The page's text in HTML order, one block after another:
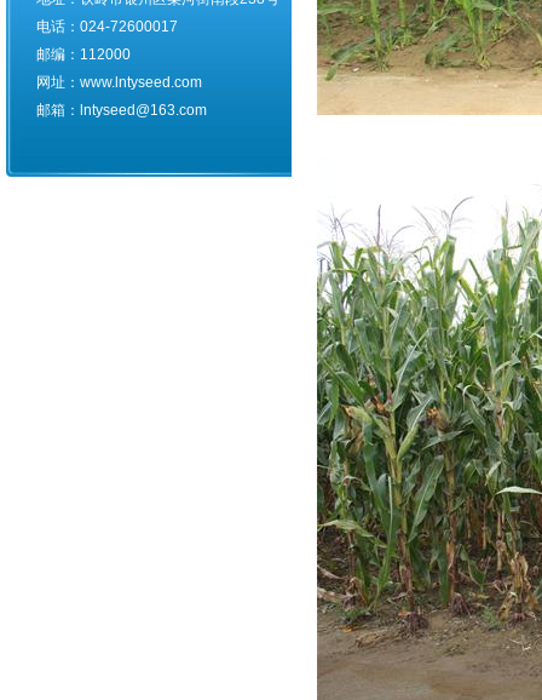
电话：024-72600017
邮编：112000
网址：www.lntyseed.com
邮箱：lntyseed@163.com